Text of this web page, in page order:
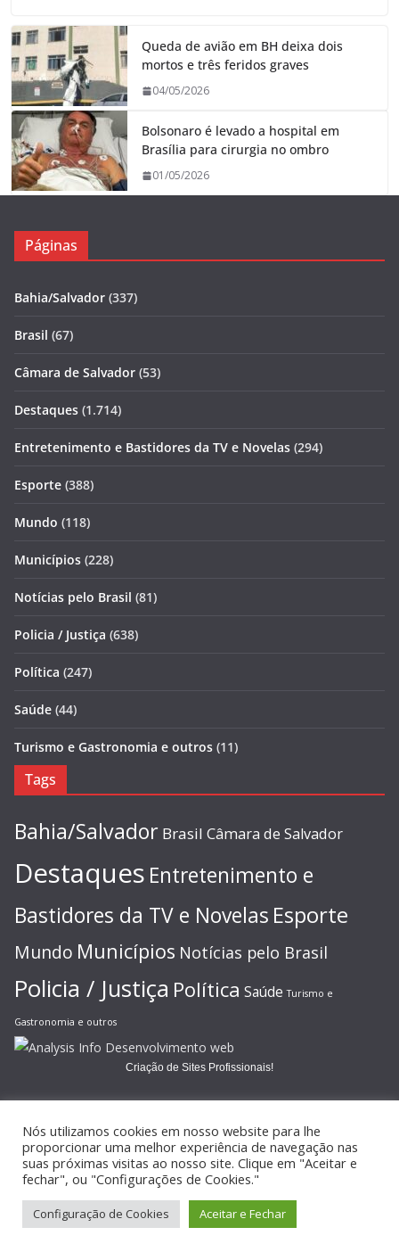
Queda de avião em BH deixa dois
mortos e três feridos graves
04/05/2026
Bolsonaro é levado a hospital em
Brasília para cirurgia no ombro
01/05/2026
Páginas
Bahia/Salvador (337)
Brasil (67)
Câmara de Salvador (53)
Destaques (1.714)
Entretenimento e Bastidores da TV e Novelas (294)
Esporte (388)
Mundo (118)
Municípios (228)
Notícias pelo Brasil (81)
Policia / Justiça (638)
Política (247)
Saúde (44)
Turismo e Gastronomia e outros (11)
Tags
Bahia/Salvador Brasil Câmara de Salvador
Destaques Entretenimento e
Bastidores da TV e Novelas Esporte
Mundo Municípios Notícias pelo Brasil
Policia / Justiça Política Saúde Turismo e
Gastronomia e outros
Criação de Sites Profissionais!
Copyright © 2026JORNAL GAZETA ONLINE
reservados.
Tema:ColorMagpor ThemeGrill. Powered by
Nós utilizamos cookies em nosso website para lhe
proporcionar uma melhor experiência de navegação nas
suas próximas visitas ao nosso site. Clique em "Aceitar e
fechar", ou "Configurações de Cookies."
Configuração de Cookies Aceitar e Fechar